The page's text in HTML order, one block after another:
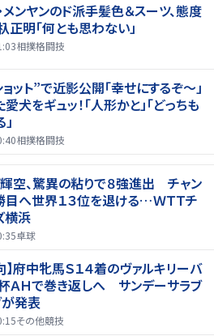
メンヤンのド派手髪色＆スーツ、態度
正明「何とも思わない」
相撲格闘技
ット”で近影公開「幸せにするぞ〜」
犬をギュッ！「人形かと」「どっちも
相撲格闘技
輝空、驚異の粘りで８強進出 チャン
目へ世界１３位を退ける…ＷＴＴチ
横浜
卓球
】府中牝馬Ｓ１４着のヴァルキリーバ
ＡＨで巻き返しへ サンデーサラブ
が発表
その他競技